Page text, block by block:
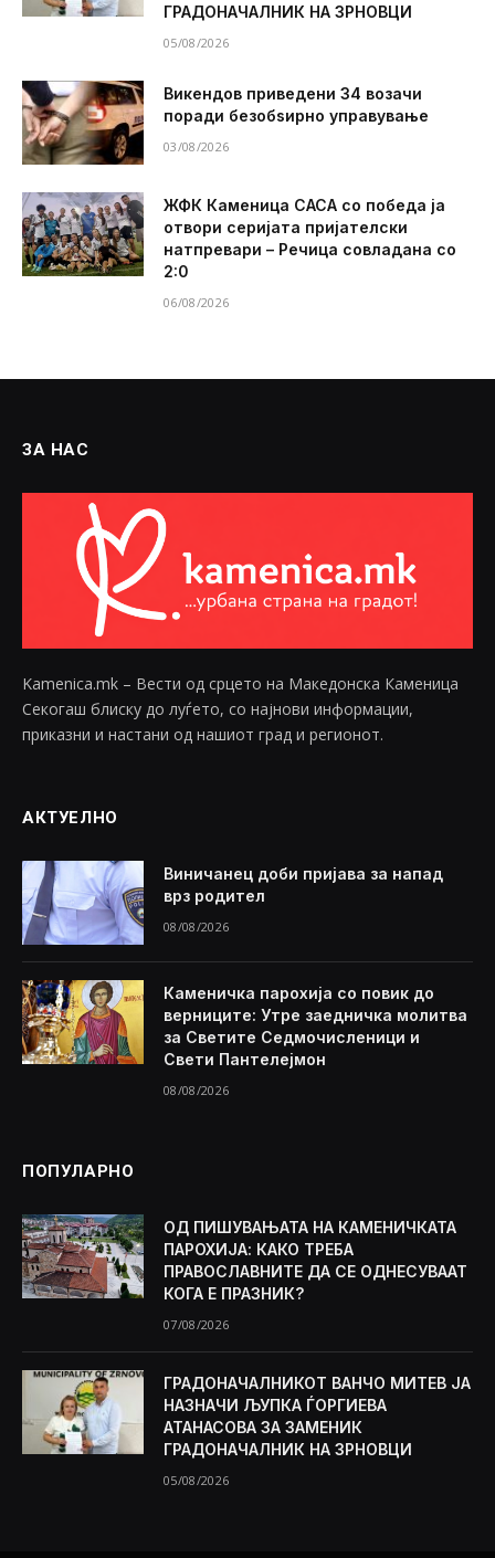
ГРАДОНАЧАЛНИК НА ЗРНОВЦИ
05/08/2026
Викендов приведени 34 возачи
поради безобѕирно управување
03/08/2026
ЖФК Каменица САСА со победа ја
отвори серијата пријателски
натпревари – Речица совладана со
2:0
06/08/2026
ЗА НАС
Kamenica.mk – Вести од срцето на Македонска Каменица
Секогаш блиску до луѓето, со најнови информации,
приказни и настани од нашиот град и регионот.
АКТУЕЛНО
Виничанец доби пријава за напад
врз родител
08/08/2026
Каменичка парохија со повик до
верниците: Утре заедничка молитва
за Светите Седмочисленици и
Свети Пантелејмон
08/08/2026
ПОПУЛАРНО
ОД ПИШУВАЊАТА НА КАМЕНИЧКАТА
ПАРОХИЈА: КАКО ТРЕБА
ПРАВОСЛАВНИТЕ ДА СЕ ОДНЕСУВААТ
КОГА Е ПРАЗНИК?
07/08/2026
ГРАДОНАЧАЛНИКОТ ВАНЧО МИТЕВ ЈА
НАЗНАЧИ ЉУПКА ЃОРГИЕВА
АТАНАСОВА ЗА ЗАМЕНИК
ГРАДОНАЧАЛНИК НА ЗРНОВЦИ
05/08/2026